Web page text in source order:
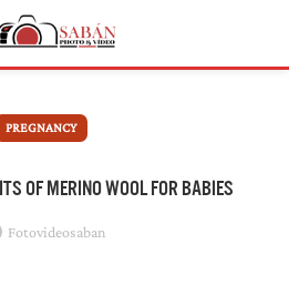
PREGNANCY
OF MERINO WOOL FOR BABIES
Fotovideosaban